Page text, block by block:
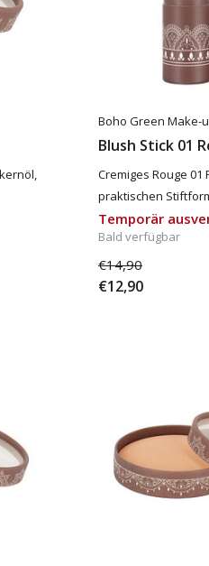
Boho Green Make-
Blush Stick 01
Cremiges Rouge 01
praktischen
Temporär
Bald verfügbar
€14,90
€12,90